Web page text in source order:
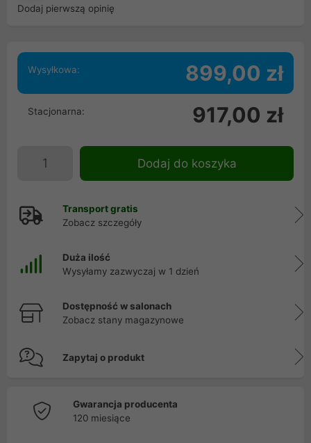
Dodaj pierwszą opinię
Wysyłkowa: 899,00 zł
Stacjonarna: 917,00 zł
Dodaj do koszyka
Transport gratis
Zobacz szczegóły
Duża ilość
Wysyłamy zazwyczaj w 1 dzień
Dostępność w salonach
Zobacz stany magazynowe
Zapytaj o produkt
Gwarancja producenta
120 miesiące